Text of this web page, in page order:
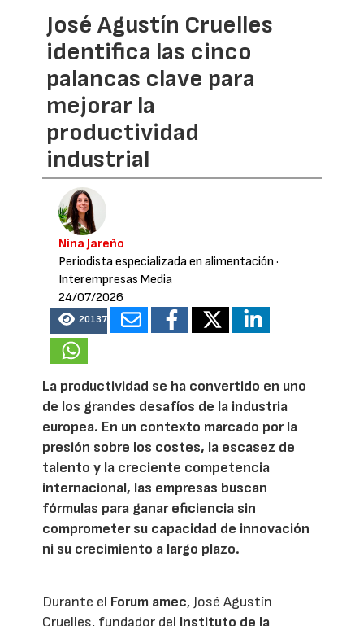
José Agustín Cruelles
identifica las cinco
palancas clave para
mejorar la
productividad
industrial
Nina Jareño
Periodista especializada en alimentación ·
Interempresas Media
24/07/2026
20137
La productividad se ha convertido en uno
de los grandes desafíos de la industria
europea. En un contexto marcado por la
presión sobre los costes, la escasez de
talento y la creciente competencia
internacional, las empresas buscan
fórmulas para ganar eficiencia sin
comprometer su capacidad de innovación
ni su crecimiento a largo plazo.
Durante el Forum amec, José Agustín
Cruelles, fundador del Instituto de la